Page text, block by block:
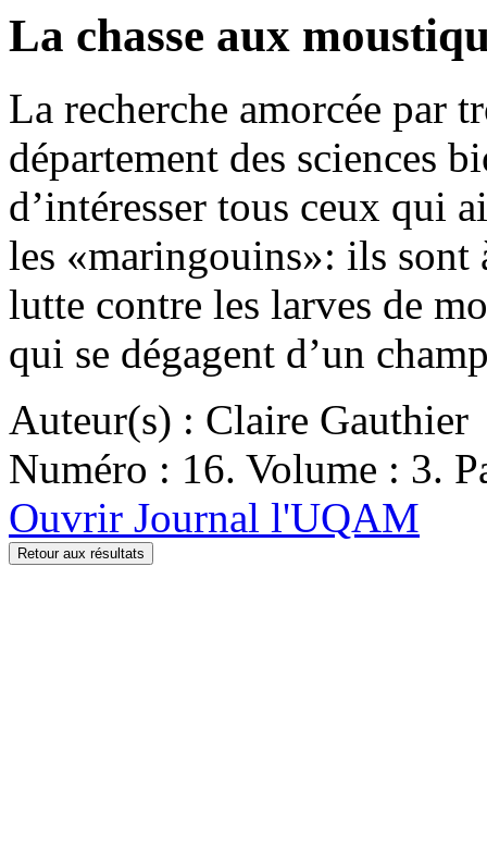
La chasse aux
La recherche amorcée par
département des sciences
d’intéresser tous ceux qui
les «maringouins»: ils sont
lutte contre les larves de
qui se dégagent d’un
Auteur(s) : Claire Gauthier
Numéro : 16. Volume : 3.
Ouvrir Journal l'UQAM
Retour aux résultats